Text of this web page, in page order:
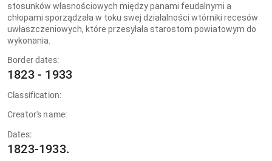
stosunków własnościowych między panami feudalnymi a
chłopami sporządzała w toku swej działalności wtórniki recesów
uwłaszczeniowych, które przesyłała starostom powiatowym do
wykonania.
Border dates:
1823 - 1933
Classification:
Creator's name:
Dates:
1823-1933.